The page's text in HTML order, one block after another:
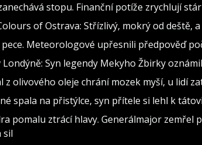
stopu. Finanční potíže zrychlují
of Ostrava: Střízlivý, mokrý od deště,
Meteorologové upřesnili předpověď
Londýně: Syn legendy Mekyho Žbirky
z olivového oleje chrání mozek myší, u lidí
spala na přistýlce, syn přítele si lehl k
pomalu ztrácí hlavy. Generálmajor
sil